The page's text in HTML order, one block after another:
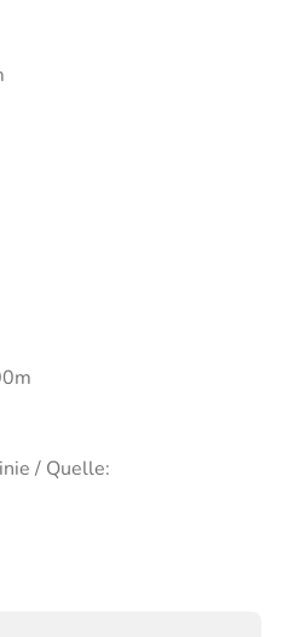
/ Quelle: